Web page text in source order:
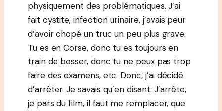
physiquement des problématiques. J’ai
fait cystite, infection urinaire, j’avais peur
d’avoir chopé un truc un peu plus grave.
Tu es en Corse, donc tu es toujours en
train de bosser, donc tu ne peux pas trop
faire des examens, etc. Donc, j’ai décidé
d’arrêter. Je savais qu’en disant: J’arrête,
je pars du film, il faut me remplacer, que